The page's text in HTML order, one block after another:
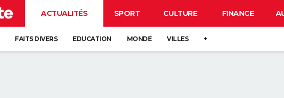
ACTUALITÉS SPORT CULTURE FINANCE
FAITS DIVERS EDUCATION MONDE VILLES +